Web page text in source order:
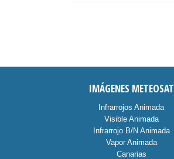
IMÁGENES METEOSAT
Infrarrojos Animada
Visible Animada
Infrarrojo B/N Animada
Vapor Animada
Canarias